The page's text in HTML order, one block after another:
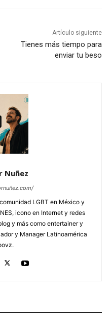
Artículo siguiente
Tienes más tiempo para
enviar tu beso
Nuñez
LGBT en México y
icono en Internet y redes
y más como entertainer y
y Manager Latinoamérica